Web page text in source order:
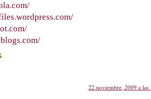
22 noviembre, 2009 a las